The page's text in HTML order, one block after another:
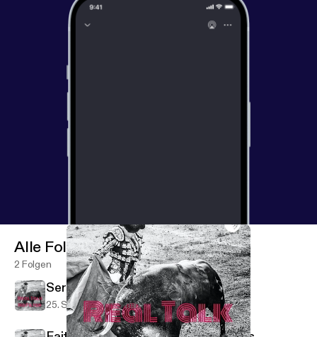
Alle Folgen
2 Folgen
Serena Favorite Things
25. Sept. 2021 3 min